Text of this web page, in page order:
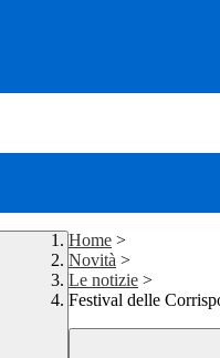
Home >
Novità >
Le notizie >
Festival delle